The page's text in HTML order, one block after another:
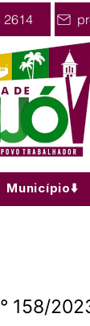
2614
Município⬇️
158/